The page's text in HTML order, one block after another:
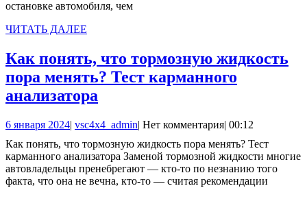
остановке автомобиля, чем
ЧИТАТЬ ДАЛЕЕ
Как понять, что тормозную жидкость
пора менять? Тест карманного
анализатора
что
тормозную
жидкость
пора
6 января 20246
2024
| vsc4x4_adminvsc4x4_admin
| Нет комментария| 00:12
Как понять, что тормозную жидкость пора менять? Тест
карманного анализатора Заменой тормозной жидкости многие
автовладельцы пренебрегают — кто-то по незнанию того
факта, что она не вечна, кто-то — считая рекомендации